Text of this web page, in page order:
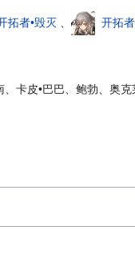
拓者•毁灭、 开拓
卡皮•巴巴、鲍勃、奥克